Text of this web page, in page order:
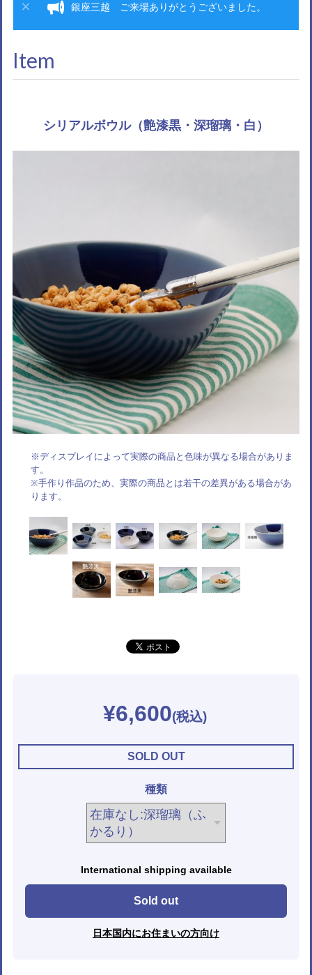
銀座三越 ご来場ありがとうございました。
Item
シリアルボウル（艶漆黒・深瑠璃・白）
※ディスプレイによって実際の商品と色味が異なる場合がありま
す。
※手作り作品のため、実際の商品とは若干の差異がある場合があ
ります。
¥6,600
SOLD OUT
種類
International shipping available
Sold out
日本国内にお住まいの方向け